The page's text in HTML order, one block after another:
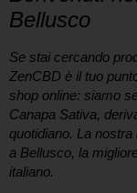
Bellusco
Se stai cercando
ZenCBD è il tuo
shop online: siamo
Canapa Sativa,
quotidiano. La nostra
a Bellusco, la
italiano.